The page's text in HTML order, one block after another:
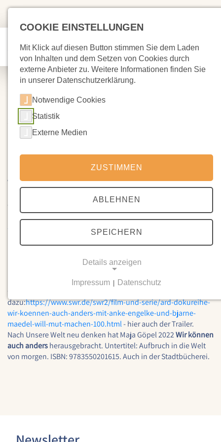
29.04.2023
Ein Sehtipp: Wir können auch
anders - Filmische Geschichten
Wir können auch anders- eine 6-teilige Reihe (je 30 Min.) mit
der ARD-Mediathek:
https://www.ardmediathek.de/serie/wir-
koennen-auch-anders/staffel-
1/Y3JpZDovL3N3ci5kZS9zZGIvc3RJZC8xNTAy/1
Besser unterwegs / Wohnen und Bauen / Essen und Ernten /
Neue Energien / Wald und Wiesen / Wirtschaft mal anders
Der Regisseur Lars Jessen wollte den Stoff des Buches von
Maja Göpel (s.u.) in kurzweiligefilmische
Geschichten
dazu:https://www.swr.de/swr2/film-und-serie/ard-dokureihe-
wir-koennen-auch-anders-mit-anke-engelke-und-bjarne-
maedel-will-mut-machen-100.html- hier auch der Trailer.
Nach Unsere Welt neu denken hat Maja Göpel 2022Wir können
auch andersherausgebracht. Untertitel: Aufbruch in die Welt
von morgen. ISBN: 9783550201615. Auch in der Stadtbücherei.
COOKIE EINSTELLUNGEN
Mit Klick auf diesen Button stimmen Sie dem Laden
von Inhalten und dem Setzen von Cookies durch
externe Anbieter zu. Weitere Informationen finden Sie
in unserer Datenschutzerklärung.
Notwendige Cookies
Statistik
Externe Medien
ZUSTIMMEN
ABLEHNEN
SPEICHERN
Details anzeigen
Notwendige Cookies ermöglichen grundlegende
Funktionen und sind für die einwandfreie Funktion
der Website erforderlich.
Einverständnis-Cookie
Cookie Laufzeit:
Impressum Datenschutz